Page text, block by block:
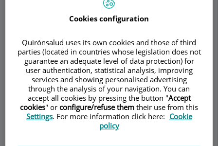
Equip Contacte Dades d'interès
Horari
Urticaria y angioedema
¿Qué son la urticaria y el angioedema?
urticaria y el angioedema
Cookies configuration
Quirónsalud uses its own cookies and those of third
parties (located in countries whose legislation does not
guarantee an adequate level of data protection) for
user authentication, statistical analysis, improving
services and showing personalised advertising
through the analysis of your navigation. You can
accept all cookies by pressing the button "Accept
cookies" or configure/refuse them their use from this
Settings. For more information click here: Cookie
policy